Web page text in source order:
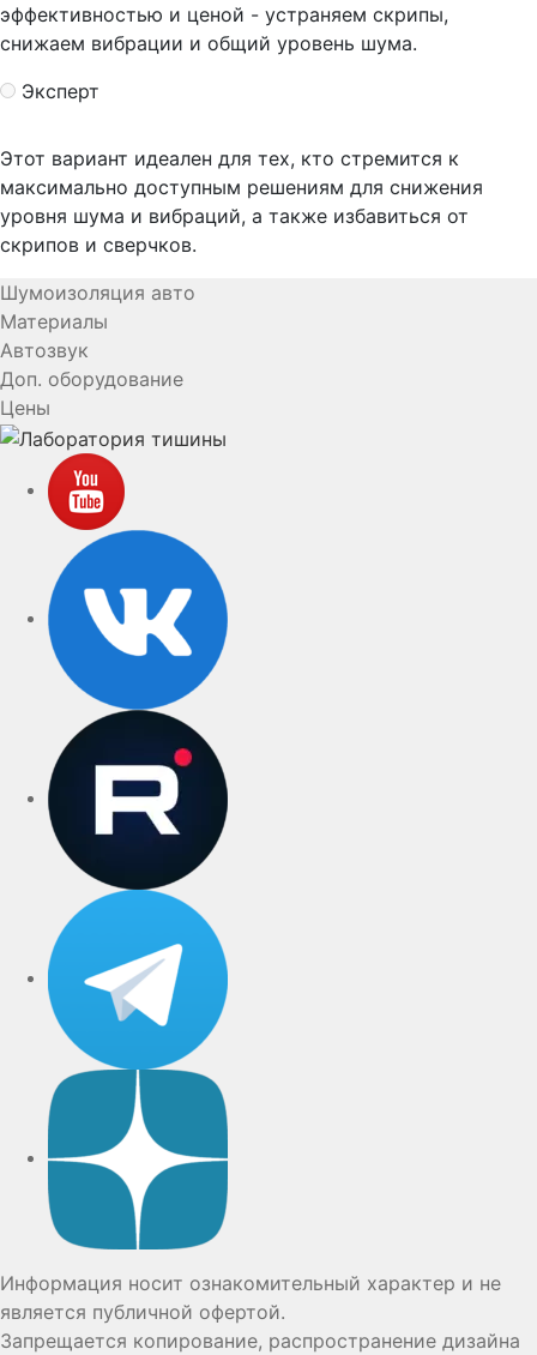
эффективностью и ценой - устраняем скрипы,
снижаем вибрации и общий уровень шума.
Эксперт
Этот вариант идеален для тех, кто стремится к
максимально доступным решениям для снижения
уровня шума и вибраций, а также избавиться от
скрипов и сверчков.
Шумоизоляция авто
Материалы
Автозвук
Доп. оборудование
Цены
Информация носит ознакомительный характер и не
является публичной офертой.
Запрещается копирование, распространение дизайна